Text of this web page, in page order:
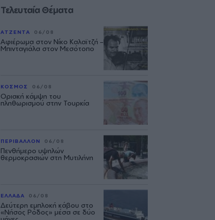
Τελευταία Θέματα
ΑΤΖΕΝΤΑ 06/08
Αφιέρωμα στον Νίκο Καλαϊτζή –
Μπινταγιάλα στον Μεσότοπο
ΚΟΣΜΟΣ 06/08
Οριακή κάμψη του
πληθωρισμού στην Τουρκία
ΠΕΡΙΒΑΛΛΟΝ 06/08
Πενθήμερο υψηλών
θερμοκρασιών στη Μυτιλήνη
ΕΛΛΑΔΑ 06/08
Δεύτερη εμπλοκή κάβου στο
«Νήσος Ρόδος» μέσα σε δύο